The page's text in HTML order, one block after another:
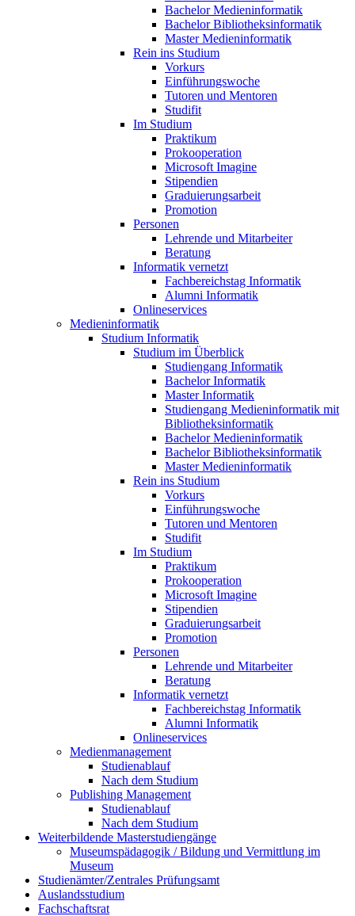
Bachelor Medieninformatik
Bachelor Bibliotheksinformatik
Master Medieninformatik
Rein ins Studium
Vorkurs
Einführungswoche
Tutoren und Mentoren
Studifit
Im Studium
Praktikum
Prokooperation
Microsoft Imagine
Stipendien
Graduierungsarbeit
Promotion
Personen
Lehrende und Mitarbeiter
Beratung
Informatik vernetzt
Fachbereichstag Informatik
Alumni Informatik
Onlineservices
Medieninformatik
Studium Informatik
Studium im Überblick
Studiengang Informatik
Bachelor Informatik
Master Informatik
Studiengang Medieninformatik mit
Bibliotheksinformatik
Bachelor Medieninformatik
Bachelor Bibliotheksinformatik
Master Medieninformatik
Rein ins Studium
Vorkurs
Einführungswoche
Tutoren und Mentoren
Studifit
Im Studium
Praktikum
Prokooperation
Microsoft Imagine
Stipendien
Graduierungsarbeit
Promotion
Personen
Lehrende und Mitarbeiter
Beratung
Informatik vernetzt
Fachbereichstag Informatik
Alumni Informatik
Onlineservices
Medienmanagement
Studienablauf
Nach dem Studium
Publishing Management
Studienablauf
Nach dem Studium
Weiterbildende Masterstudiengänge
Museumspädagogik / Bildung und Vermittlung im
Museum
Studienämter/Zentrales Prüfungsamt
Auslandsstudium
Fachschaftsrat